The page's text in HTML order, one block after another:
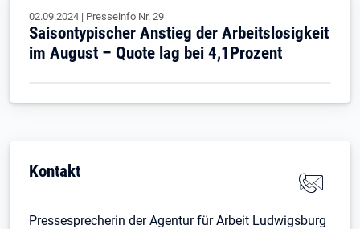
02.09.2024 | Presseinfo Nr. 29
Saisontypischer Anstieg der Arbeitslosigkeit
im August – Quote lag bei 4,1Prozent
Kontakt
Pressesprecherin der Agentur für Arbeit Ludwigsburg